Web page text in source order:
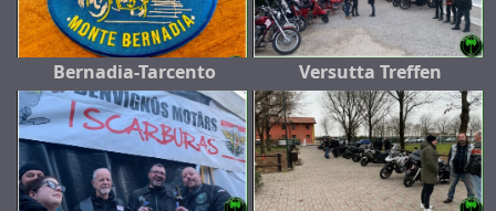
Bernadia-Tarcento Versutta Treffen